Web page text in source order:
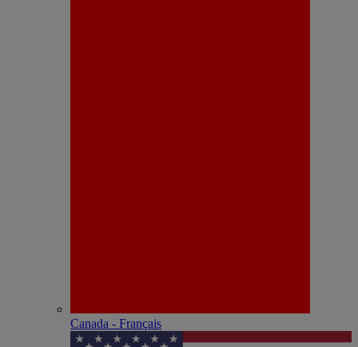
Canada - Français